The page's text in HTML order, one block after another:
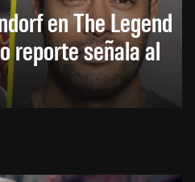
en The Legend
reporte señala al